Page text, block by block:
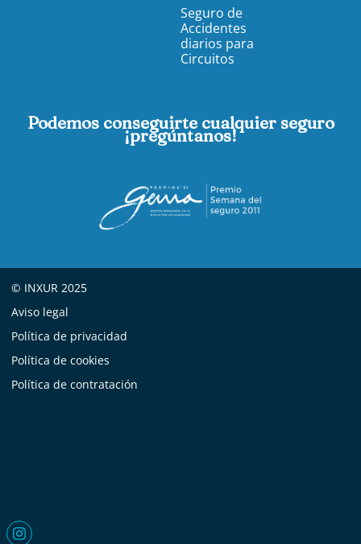
Seguro de
Accidentes
diarios para
Circuitos
Podemos conseguirte cualquier seguro
¡pregúntanos!
© INXUR 2025
Aviso legal
Política de privacidad
Política de cookies
Política de contratación